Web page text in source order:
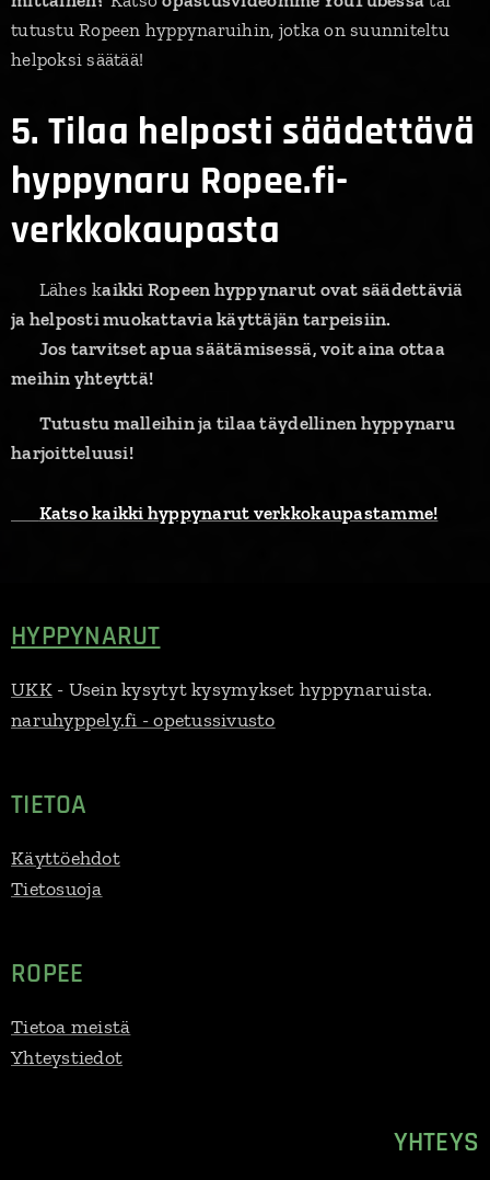
tutustu Ropeen hyppynaruihin, jotka on suunniteltu
helpoksi säätää!
5. Tilaa helposti säädettävä
hyppynaru Ropee.fi-
verkkokaupasta
🔹 Lähes kaikki Ropeen hyppynarut ovat säädettäviä
ja helposti muokattavia käyttäjän tarpeisiin.
Jos tarvitset apua säätämisessä, voit aina ottaa
meihin yhteyttä!
Tutustu malleihin ja tilaa täydellinen hyppynaru
harjoitteluusi!
Katso kaikki hyppynarut verkkokaupastamme!
HYPPYNARUT
UKK- Usein kysytyt kysymykset hyppynaruista.
naruhyppely.fi - opetussivusto
TIETOA
Käyttöehdot
Tietosuoja
ROPEE
Tietoa meistä
Yhteystiedot
YHTEYS